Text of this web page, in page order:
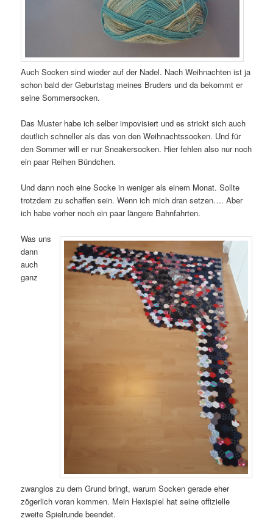
Auch Socken sind wieder auf der Nadel. Nach Weihnachten ist ja
schon bald der Geburtstag meines Bruders und da bekommt er
seine Sommersocken.
Das Muster habe ich selber impovisiert und es strickt sich auch
deutlich schneller als das von den Weihnachtssocken. Und für
den Sommer will er nur Sneakersocken. Hier fehlen also nur noch
ein paar Reihen Bündchen.
Und dann noch eine Socke in weniger als einem Monat. Sollte
trotzdem zu schaffen sein. Wenn ich mich dran setzen…. Aber
ich habe vorher noch ein paar längere Bahnfahrten.
Was uns
dann
auch
ganz
zwanglos zu dem Grund bringt, warum Socken gerade eher
zögerlich voran kommen. Mein Hexispiel hat seine offizielle
zweite Spielrunde beendet.